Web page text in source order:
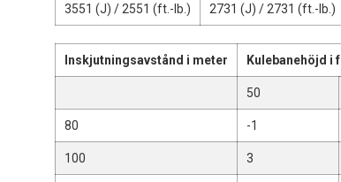
3551 (J) / 2551 (ft.-lb.) 2731 (J) / 2731 (ft.-lb.)
Inskjutningsavstånd i meter Kulebanehöjd i
50
80 -1
100 3